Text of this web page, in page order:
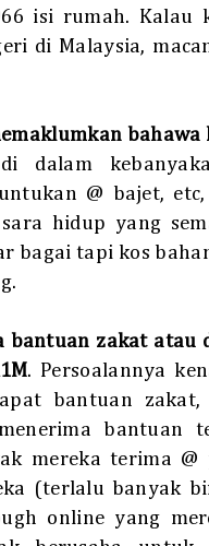
isi rumah. Kalau
di Malaysia,
dalam
@ bajet,
hidup yang
bagai tapi kos
bantuan zakat atau
. Persoalannya
bantuan zakat,
bantuan
mereka terima
(terlalu banyak
online yang